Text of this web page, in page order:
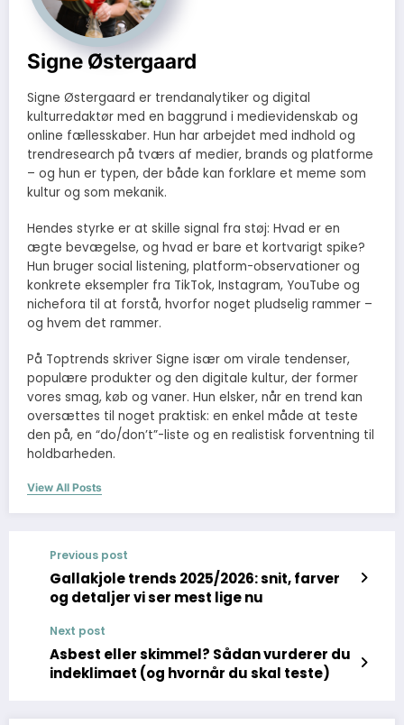
Signe Østergaard
Signe Østergaard er trendanalytiker og digital
kulturredaktør med en baggrund i medievidenskab og
online fællesskaber. Hun har arbejdet med indhold og
trendresearch på tværs af medier, brands og platforme
– og hun er typen, der både kan forklare et meme som
kultur og som mekanik.
Hendes styrke er at skille signal fra støj: Hvad er en
ægte bevægelse, og hvad er bare et kortvarigt spike?
Hun bruger social listening, platform-observationer og
konkrete eksempler fra TikTok, Instagram, YouTube og
nichefora til at forstå, hvorfor noget pludselig rammer –
og hvem det rammer.
På Toptrends skriver Signe især om virale tendenser,
populære produkter og den digitale kultur, der former
vores smag, køb og vaner. Hun elsker, når en trend kan
oversættes til noget praktisk: en enkel måde at teste
den på, en “do/don’t”-liste og en realistisk forventning til
holdbarheden.
View All Posts
Previous post
Gallakjole trends 2025/2026: snit, farver
og detaljer vi ser mest lige nu
Next post
Asbest eller skimmel? Sådan vurderer du
indeklimaet (og hvornår du skal teste)